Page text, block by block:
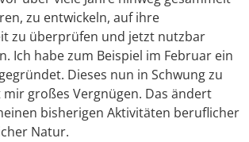
zu entwickeln, auf ihre
zu überprüfen und jetzt nutzbar
Ich habe zum Beispiel im Februar ein
Dieses nun in Schwung zu
großes Vergnügen. Das ändert
bisherigen Aktivitäten beruflicher
Natur.